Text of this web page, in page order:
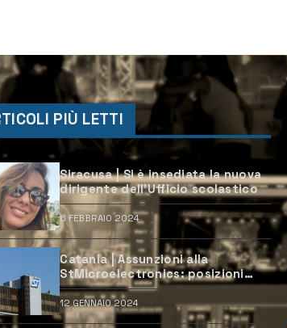
PIÙ LETTI
Siracusa | Si è insediata la nuova
dirigente dell’Ufficio scolastico
6 FEBBRAIO 2024
Catania | Assunzioni alla
StMicroelectronics: posizioni
aperte e come candidarsi
12 GENNAIO 2024